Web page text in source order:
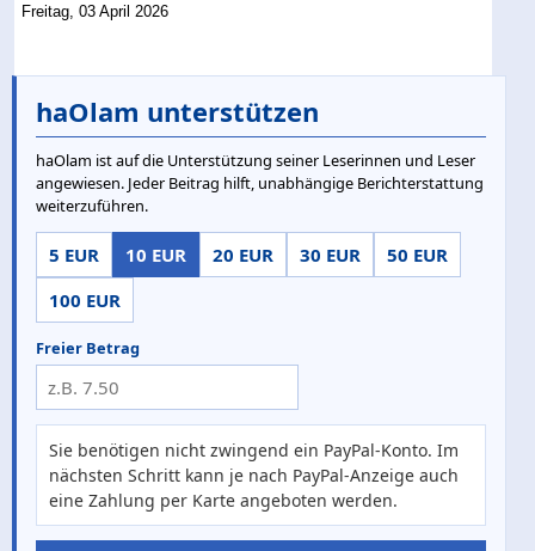
Freitag, 03 April 2026
haOlam unterstützen
haOlam ist auf die Unterstützung seiner Leserinnen und Leser
angewiesen. Jeder Beitrag hilft, unabhängige Berichterstattung
weiterzuführen.
5 EUR 10 EUR 20 EUR 30 EUR
50 EUR
100 EUR
Freier Betrag
Sie benötigen nicht zwingend ein PayPal-Konto. Im
nächsten Schritt kann je nach PayPal-Anzeige auch
eine Zahlung per Karte angeboten werden.